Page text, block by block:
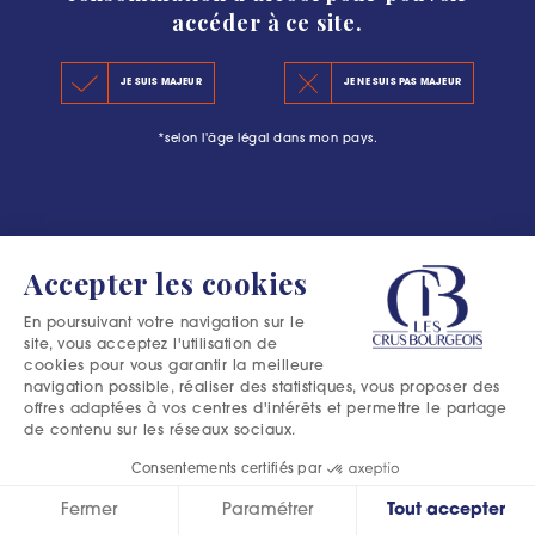
accéder à ce site.
JE SUIS MAJEUR JE NE SUIS PAS MAJEUR
*selon l'âge légal dans mon pays.
Excessive consumption of alcohol is harmful to your health.
Accepter les cookies
En poursuivant votre navigation sur le
site, vous acceptez l'utilisation de
cookies pour vous garantir la meilleure
navigation possible, réaliser des statistiques, vous proposer des
offres adaptées à vos centres d'intérêts et permettre le partage
de contenu sur les réseaux sociaux.
Consentements certifiés par
Fermer Paramétrer Tout accepter